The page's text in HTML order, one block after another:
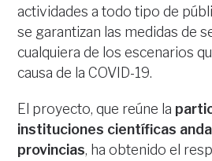
actividades a todo tipo de
se garantizan las medidas de
cualquiera de los escenarios
causa de la COVID-19.
El proyecto, que reúne la
instituciones científicas
provincias, ha obtenido el